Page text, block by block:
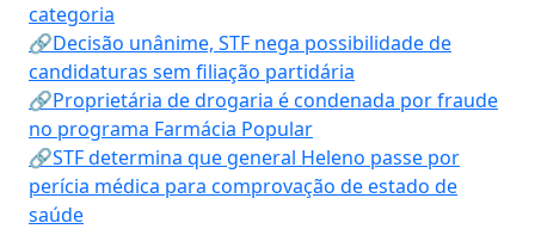
categoria
🔗Decisão unânime, STF nega possibilidade de
candidaturas sem filiação partidária
🔗Proprietária de drogaria é condenada por fraude
no programa Farmácia Popular
🔗STF determina que general Heleno passe por
perícia médica para comprovação de estado de
saúde